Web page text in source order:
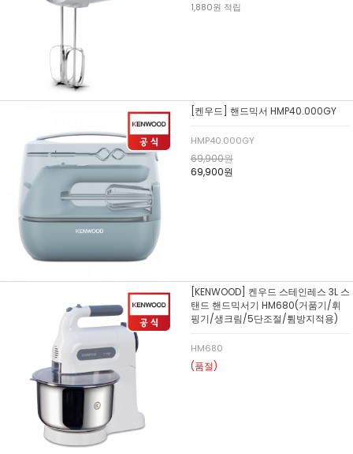
1,880원 적립
[켄우드] 핸드믹서 HMP40.000GY
HMP40.000GY
69,900원
69,900원
[KENWOOD] 켄우드 스테인레스 3L 스
탠드 핸드믹서기 HM680(거품기/휘
핑기/생크림/5단조절/튐방지적용)
HM680
(품절)